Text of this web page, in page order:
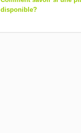
disponible?